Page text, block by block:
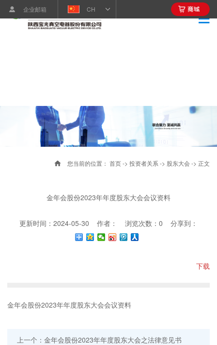
企业邮箱 CH
您当前的位置： 首页-> 投资者关系 -> 股东大会-> 正文
金年会股份2023年年度股东大会会议资料
更新时间：2024-05-30 作者： 浏览次数： 0 分享到：
下载
金年会股份2023年年度股东大会会议资料
上一个：金年会股份2023年年度股东大会之法律意见书